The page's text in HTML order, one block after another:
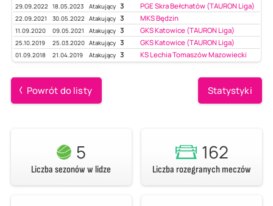
29.09.2022 18.05.2023 Atakujący 3 PGE Skra Bełchatów (TAURON Liga)
22.09.2021 30.05.2022 Atakujący 3 MKS Będzin
11.09.2020 09.05.2021 Atakujący 3 GKS Katowice (TAURON Liga)
25.10.2019 25.03.2020 Atakujący 3 GKS Katowice (TAURON Liga)
01.09.2018 21.04.2019 Atakujący 3 KS Lechia Tomaszów Mazowiecki
Powrót do listy Statystyki
5
Liczba sezonów w lidze
162
Liczba rozegranych meczów